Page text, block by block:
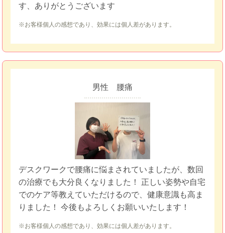
す、ありがとうございます
※お客様個人の感想であり、効果には個人差があります。
男性 腰痛
デスクワークで腰痛に悩まされていましたが、数回
の治療でも大分良くなりました！ 正しい姿勢や自宅
でのケア等教えていただけるので、健康意識も高ま
りました！ 今後もよろしくお願いいたします！
※お客様個人の感想であり、効果には個人差があります。